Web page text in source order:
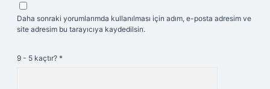
Daha sonraki yorumlarımda kullanılması için adım, e-posta adresim ve
site adresim bu tarayıcıya kaydedilsin.
9 - 5 kaçtır? *